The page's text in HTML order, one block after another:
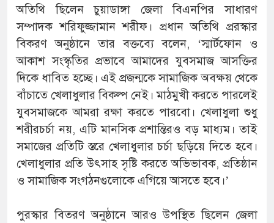
অতিথি ছিলেন চুয়াডাঙ্গা জেলা বিএনপির সাধারণ
সম্পাদক শরিফুজ্জামান শরীফ। প্রধান অতিথি প্ররস্কার
বিকরণ অনুষ্ঠানে তার বক্তব্যে বলেন, ‘স্মার্টফোন ও
আকাশ সংস্কৃতির প্রভাবে আমাদের যুবসমাজ আসক্তির
দিকে ধাবিত হচ্ছে। এই প্রজন্মকে সামাজিক অবক্ষয় থেকে
বাঁচাতে খেলাধুলার বিকল্প নেই। মাঠমুখী করতে পারলেই
যুবসমাজকে আমরা রক্ষা করতে পারবো। খেলাধুলা শুধু
শরীরচর্চা নয়, এটি মানসিক প্রশান্তিরও বড় মাধ্যম। তাই
সমাজের প্রতিটি স্তরে খেলাধুলার চর্চা ছড়িয়ে দিতে হবে।
খেলাধুলার প্রতি উৎসাহ সৃষ্টি করতে অভিভাবক, প্রতিষ্ঠান
ও সামাজিক সংগঠনগুলোকে এগিয়ে আসতে হবে।’
পুরস্কার বিতরণ অনুষ্ঠানে আরও উপস্থিত ছিলেন জেলা